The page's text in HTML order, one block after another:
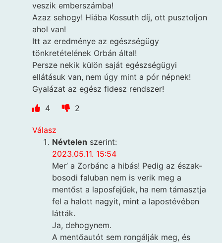
veszik emberszámba!
Azaz sehogy! Hiába Kossuth díj, ott pusztoljon
ahol van!
Itt az eredménye az egészségügy
tönkretételének Orbán által!
Persze nekik külön saját egészségügyi
ellátásuk van, nem úgy mint a pór népnek!
Gyalázat az egész fidesz rendszer!
4
2
Válasz
Névtelen szerint:
2023.05.11. 15:54
Mer’ a Zorbánc a hibás! Pedig az észak-
bosodi faluban nem is verik meg a
mentőst a laposfejűek, ha nem támasztja
fel a halott nagyit, mint a lapostévében
látták.
Ja, dehogynem.
A mentőautót sem rongálják meg, és